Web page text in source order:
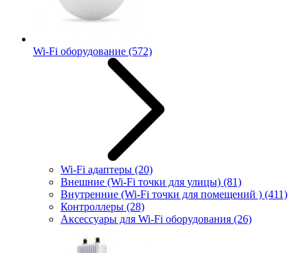
Wi-Fi оборудование (572)
Wi-Fi адаптеры (20)
Внешние (Wi-Fi точки для улицы) (81)
Внутренние (Wi-Fi точки для помещений ) (411)
Контроллеры (28)
Аксессуары для Wi-Fi оборудования (26)